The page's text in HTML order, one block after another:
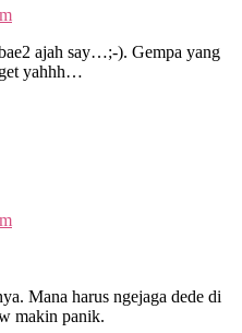
ajah say…;-). Gempa yang
yahhh…
Mana harus ngejaga dede di
makin panik.